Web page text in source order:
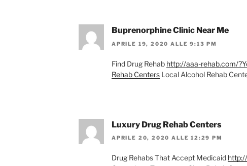
Buprenorphine Clinic Near Me
APRILE 19, 2020 ALLE 9:13 PM
Find Drug Rehab http://aaa-rehab.com/
Rehab Centers Local Alcohol Rehab
Luxury Drug Rehab Centers
APRILE 20, 2020 ALLE 12:29 PM
Drug Rehabs That Accept Medicaid